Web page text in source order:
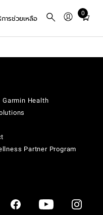
ารช่วยเหลือ
0
Total
cart:
Health
Partner Program